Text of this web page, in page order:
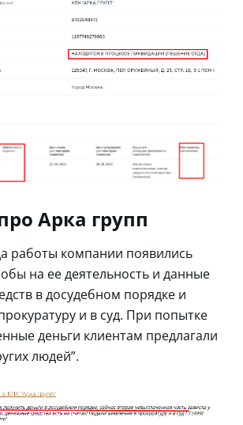
Арка групп
работы компании появились
на ее деятельность и данные
в досудебном порядке и
и в суд. При попытке
деньги клиентам предлагали
людей”.